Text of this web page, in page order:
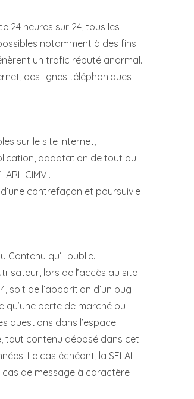
24 heures sur 24, tous les
notamment à des fins
un trafic réputé anormal.
des lignes téléphoniques
sur le site Internet,
adaptation de tout ou
CIMVI.
contrefaçon et poursuivie
Contenu qu’il publie.
lors de l’accès au site
soit de l’apparition d’un bug
qu’une perte de marché ou
questions dans l’espace
tout contenu déposé dans cet
Le cas échéant, la SELAL
cas de message à caractère